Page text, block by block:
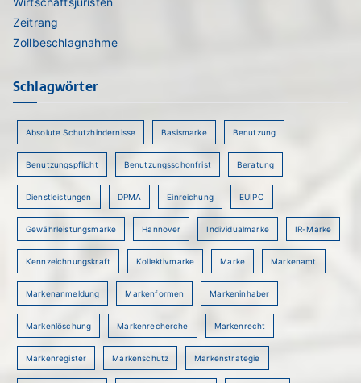
Zeitrang
Zollbeschlagnahme
Schlagwörter
Absolute Schutzhindernisse Basismarke Benutzung
Benutzungspflicht Benutzungsschonfrist Beratung
Dienstleistungen DPMA Einreichung EUIPO
Gewährleistungsmarke Hannover Individualmarke IR-Marke
Kennzeichnungskraft Kollektivmarke Marke Markenamt
Markenanmeldung Markenformen Markeninhaber
Markenlöschung Markenrecherche Markenrecht
Markenregister Markenschutz Markenstrategie